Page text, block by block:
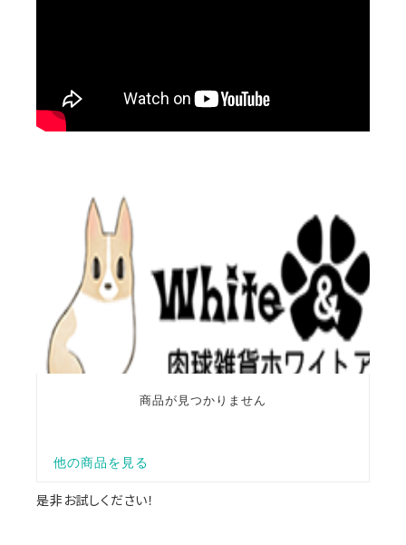
是非お試しください！